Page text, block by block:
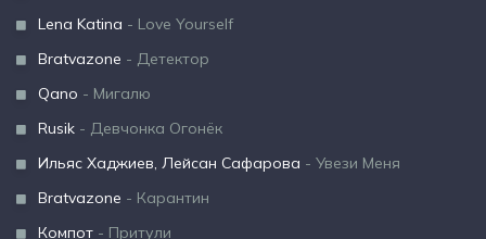
Lena Katina - Love Yourself
Bratvazone - Детектор
Qano - Мигалю
Rusik - Девчонка Огонёк
Ильяс Хаджиев, Лейсан Сафарова - Увези Меня
Bratvazone - Карантин
Компот - Притули